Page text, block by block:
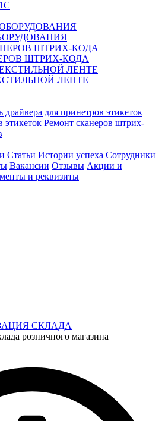
ШТРИХ-КОДА
ЛЕНТЕ
драйвера для принетров этикеток
этикеток Ремонт сканеров штрих-
Статьи Истории успеха Сотрудники
Вакансии Отзывы Акции и
и реквизиты
СКЛАДА
розничного магазина